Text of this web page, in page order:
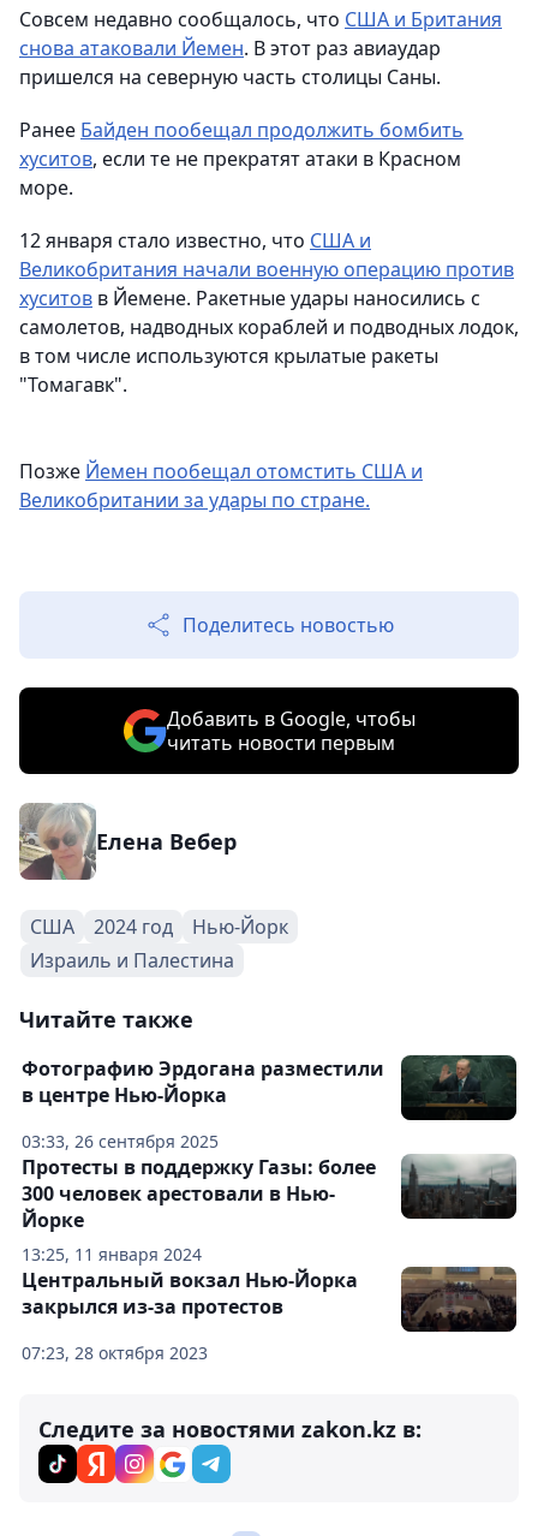
Совсем недавно сообщалось, что США и Британия
снова атаковали Йемен. В этот раз авиаудар
пришелся на северную часть столицы Саны.
Ранее Байден пообещал продолжить бомбить
хуситов, если те не прекратят атаки в Красном
море.
12 января стало известно, что США и
Великобритания начали военную операцию против
хуситов в Йемене. Ракетные удары наносились с
самолетов, надводных кораблей и подводных лодок,
в том числе используются крылатые ракеты
"Томагавк".
Позже Йемен пообещал отомстить США и
Великобритании за удары по стране.
Поделитесь новостью
Добавить в Google, чтобы
читать новости первым
Елена Вебер
США 2024 год
Нью-Йорк
Израиль и Палестина
Читайте также
03:33, 26 сентября 2025
Фотографию Эрдогана разместили
в центре Нью-Йорка
13:25, 11 января 2024
Протесты в поддержку Газы: более
300 человек арестовали в Нью-
Йорке
07:23, 28 октября 2023
Центральный вокзал Нью-Йорка
закрылся из-за протестов
Следите за новостями zakon.kz в: